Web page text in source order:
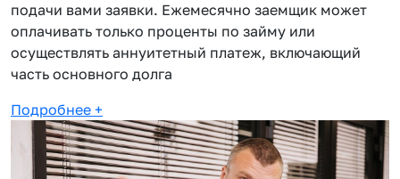
подачи вами заявки. Ежемесячно заемщик может
оплачивать только проценты по займу или
осуществлять аннуитетный платеж, включающий
часть основного долга
Подробнее +